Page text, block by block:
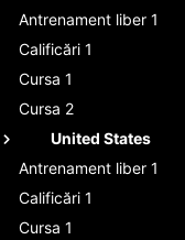
Antrenament liber 1
Calificări 1
Cursa 1
Cursa 2
United States
Antrenament liber 1
Calificări 1
Cursa 1